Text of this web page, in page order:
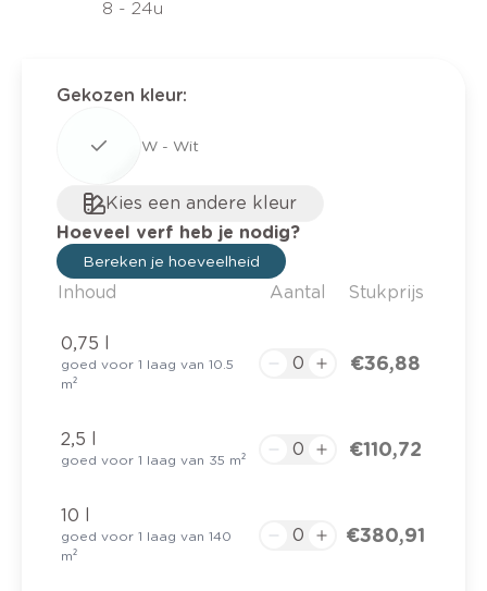
8 - 24u
Gekozen kleur:
W - Wit
Kies een andere kleur
Hoeveel verf heb je nodig?
Bereken je hoeveelheid
Inhoud Aantal Stukprijs
0,75 l
goed voor 1 laag van 10.5
m²
€ 36,88
2,5 l
goed voor 1 laag van 35 m² € 110,72
10 l
goed voor 1 laag van 140
m²
€ 380,91